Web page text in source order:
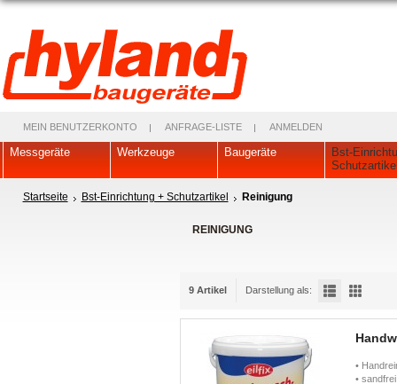
MEIN BENUTZERKONTO ANFRAGE-LISTE ANMELDEN
Messgeräte Werkzeuge Baugeräte
Bst-
Startseite Bst-Einrichtung + Schutzartikel Reinigung
REINIGUNG
9 Artikel Darstellung als:
•
• sandfrei